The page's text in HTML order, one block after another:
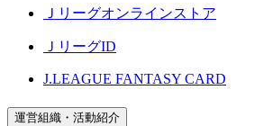
Ｊリーグオンラインストア
ＪリーグID
J.LEAGUE FANTASY CARD
運営組織・活動紹介